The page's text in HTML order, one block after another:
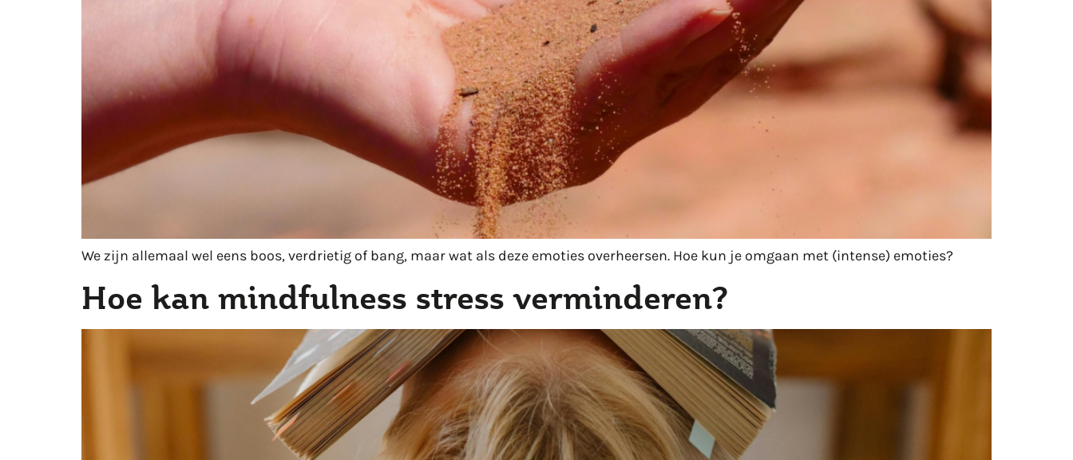
We zijn allemaal wel eens boos, verdrietig of bang, maar wat als deze emoties overheersen. Hoe kun je omgaan met (intense) emoties?
Hoe kan mindfulness stress verminderen?